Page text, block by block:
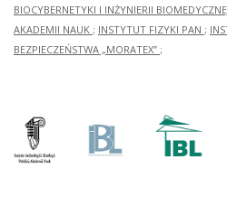
BIOCYBERNETYKI I INŻYNIERII
AKADEMII NAUK ; INSTYTUT FIZYKI PAN ;
BEZPIECZEŃSTWA „MORATEX” ;